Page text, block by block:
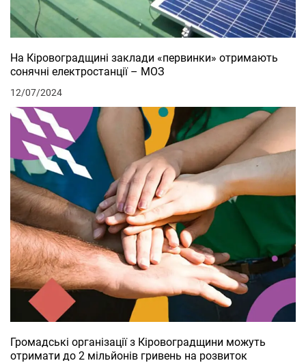
На Кіровоградщині заклади «первинки» отримають
сонячні електростанції – МОЗ
12/07/2024
Громадські організації з Кіровоградщини можуть
отримати до 2 мільйонів гривень на розвиток